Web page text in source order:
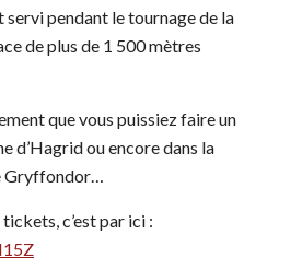
servi pendant le tournage de la
de plus de 1 500 mètres
que vous puissiez faire un
d’Hagrid ou encore dans la
Gryffondor…
c’est par ici :